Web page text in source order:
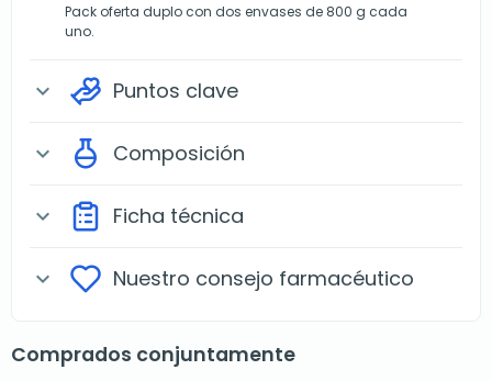
Pack oferta duplo con dos envases de 800 g cada
uno.
expand_more Puntos clave
expand_more Composición
expand_more Ficha técnica
expand_more Nuestro consejo farmacéutico
Comprados conjuntamente